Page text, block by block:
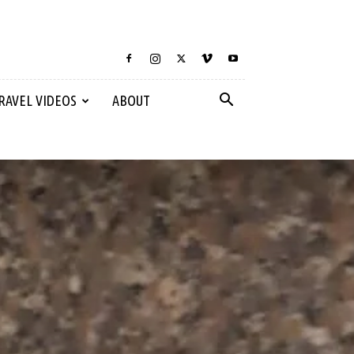
VIDEOS ABOUT